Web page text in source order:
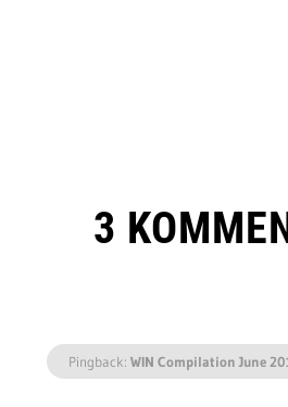
3
Pingback: WIN Compilation June